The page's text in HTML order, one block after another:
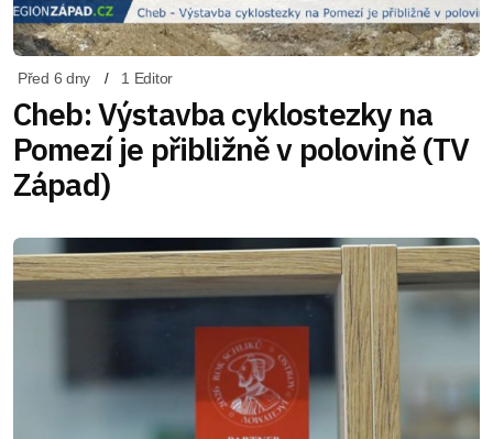
Před 6 dny 1 Editor
Cheb: Výstavba cyklostezky na
Pomezí je přibližně v polovině (TV
Západ)